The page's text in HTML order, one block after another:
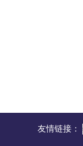
友情链接：